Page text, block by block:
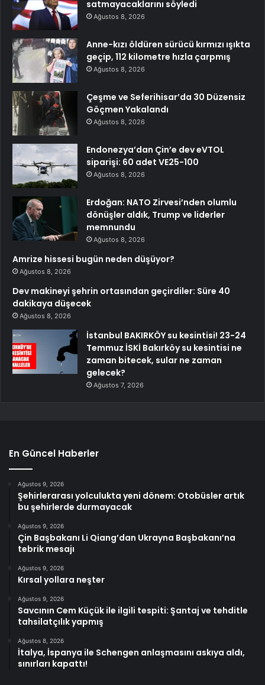
satmayacaklarını söyledi
Ağustos 8, 2026
Anne-kızı öldüren sürücü kırmızı ışıkta
geçip, 112 kilometre hızla çarpmış
Ağustos 8, 2026
Çeşme ve Seferihisar’da 30 Düzensiz
Göçmen Yakalandı
Ağustos 8, 2026
Endonezya’dan Çin’e dev eVTOL
siparişi: 60 adet VE25-100
Ağustos 8, 2026
Erdoğan: NATO Zirvesi’nden olumlu
dönüşler aldık, Trump ve liderler
memnundu
Ağustos 8, 2026
Amrize hissesi bugün neden düşüyor?
Ağustos 8, 2026
Dev makineyi şehrin ortasından geçirdiler: Süre 40
dakikaya düşecek
Ağustos 8, 2026
İstanbul BAKIRKÖY su kesintisi! 23-24
Temmuz İSKİ Bakırköy su kesintisi ne
zaman bitecek, sular ne zaman
gelecek?
Ağustos 7, 2026
En Güncel Haberler
Ağustos 9, 2026
Şehirlerarası yolculukta yeni dönem: Otobüsler artık
bu şehirlerde durmayacak
Ağustos 9, 2026
Çin Başbakanı Li Qiang’dan Ukrayna Başbakanı’na
tebrik mesajı
Ağustos 9, 2026
Kırsal yollara neşter
Ağustos 9, 2026
Savcının Cem Küçük ile ilgili tespiti: Şantaj ve tehditle
tahsilatçılık yapmış
Ağustos 8, 2026
İtalya, İspanya ile Schengen anlaşmasını askıya aldı,
sınırları kapattı!